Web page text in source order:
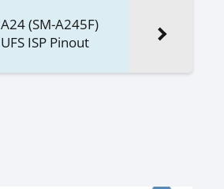
A24 (SM-A245F)
UFS ISP Pinout